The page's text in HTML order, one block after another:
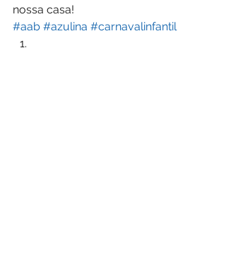
nossa casa!
#aab #azulina #carnavalinfantil